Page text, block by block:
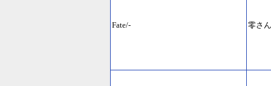
Fate/- 零さん